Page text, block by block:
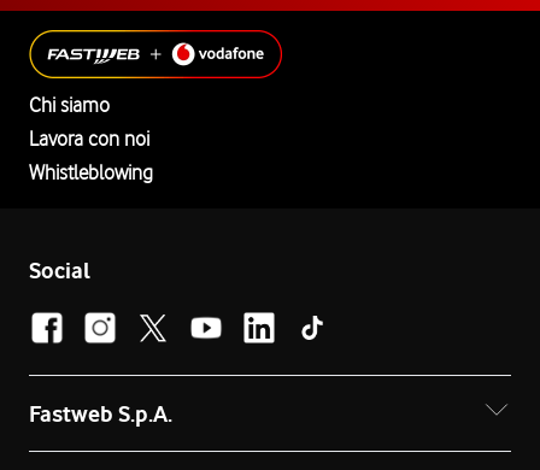
Chi siamo
Lavora con noi
Whistleblowing
Social
Fastweb S.p.A.